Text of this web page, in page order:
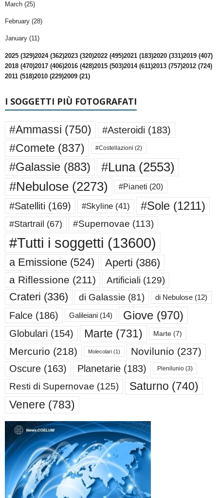
March (25)
February (28)
January (11)
2025 (329)2024 (362)2023 (320)2022 (495)2021 (183)2020 (331)2019 (407)
2018 (470)2017 (406)2016 (428)2015 (503)2014 (611)2013 (757)2012 (724)
2011 (518)2010 (229)2009 (21)
I SOGGETTI PIÙ FOTOGRAFATI
#Ammassi (750) #Asteroidi (183)
#Comete (837) #Costellazioni (2)
#Galassie (883) #Luna(2553)
#Nebulose (2273) #Pianeti (20)
#Satelliti (169) #Skyline (41) #Sole (1211)
#Startrail (67) #Supernovae (113)
#Tutti i soggetti (13600)
a Emissione (524) Aperti (386)
a Riflessione (211) Artificiali (129)
Crateri (336) di Galassie (81) di Nebulose (12)
Falce (186) Galileiani (14) Giove (970)
Globulari (154) Marte (731) Marte (7)
Mercurio (218) Molecolari (1) Novilunio (237)
Oscure (163) Planetarie (183) Plenilunio (3)
Resti di Supernovae (125) Saturno (740)
Venere (783)